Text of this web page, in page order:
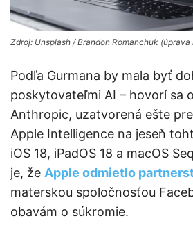
Zdroj: Unsplash / Brandon Romanchuk
Podľa Gurmana by mala byť
poskytovateľmi AI – hovorí sa
Anthropic, uzatvorená ešte
Apple Intelligence na jeseň
iOS 18, iPadOS 18 a macOS
je, že Apple odmietlo
materskou spoločnosťou
obavám o súkromie.